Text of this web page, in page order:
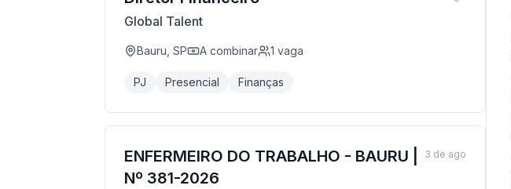
Global Talent
Bauru, SP A combinar 1 vaga
PJ Presencial Finanças
ENFERMEIRO DO TRABALHO - BAURU |
Nº 381-2026
3 de ago